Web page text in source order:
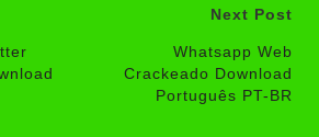
Next Post
Whatsapp Web
Crackeado Download
Português PT-BR